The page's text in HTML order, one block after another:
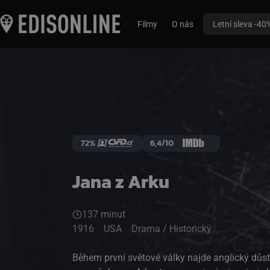
Filmy O nás Letní sleva -
Jana z Arku
72% 6,4/10
137 minut
1916
USA Drama / Historický
Během první světové války najde anglický